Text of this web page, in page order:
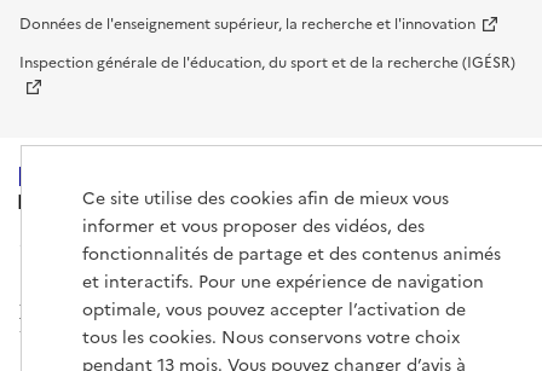
Données de l'enseignement supérieur, la recherche et l'innovation
Inspection générale de l'éducation, du sport et de la recherche (IGÉSR)
MINISTÈRE
DE L'ENSEIGNEMENT
SUPÉRIEUR,
DE LA RECHERCHE
ET DE L'ESPACE
Ce site utilise des cookies afin de mieux vous
informer et vous proposer des vidéos, des
fonctionnalités de partage et des contenus animés
et interactifs. Pour une expérience de navigation
optimale, vous pouvez accepter l’activation de
tous les cookies. Nous conservons votre choix
pendant 13 mois. Vous pouvez changer d’avis à